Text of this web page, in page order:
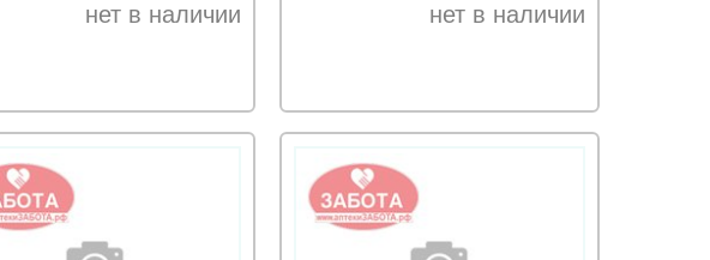
нет в наличии нет в наличии